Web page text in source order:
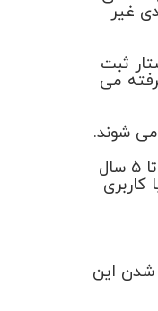
غیر
ثبت
می
می شوند.
در این طرح برای رونق ‌بخشی تولید در ساخت و ساز و حمایت از تولید مسکن و املاک، خانه های نوساز تا ۵ سال
شدن این